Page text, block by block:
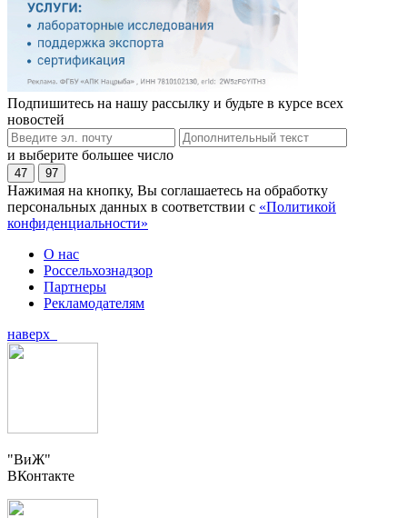
Подпишитесь на нашу рассылку и будьте в курсе всех
новостей
и выберите большее число
47 97
Нажимая на кнопку, Вы соглашаетесь на обработку
персональных данных в соответствии с «Политикой
конфиденциальности»
О нас
Россельхознадзор
Партнеры
Рекламодателям
наверх
"ВиЖ"
ВКонтакте